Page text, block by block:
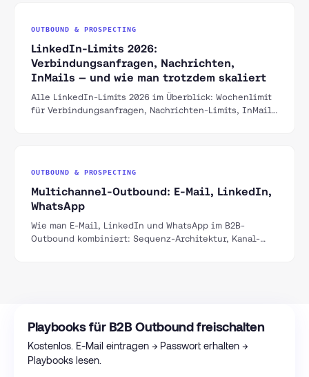
OUTBOUND & PROSPECTING
LinkedIn-Limits 2026:
Verbindungsanfragen, Nachrichten,
InMails — und wie man trotzdem skaliert
Alle LinkedIn-Limits 2026 im Überblick: Wochenlimit
für Verbindungsanfragen, Nachrichten-Limits, InMail-
OUTBOUND & PROSPECTING
Multichannel-Outbound: E-Mail, LinkedIn,
WhatsApp
Wie man E-Mail, LinkedIn und WhatsApp im B2B-
Outbound kombiniert: Sequenz-Architektur, Kanal-
Playbooks für B2B Outbound freischalten
Kostenlos. E-Mail eintragen → Passwort erhalten →
Playbooks lesen.